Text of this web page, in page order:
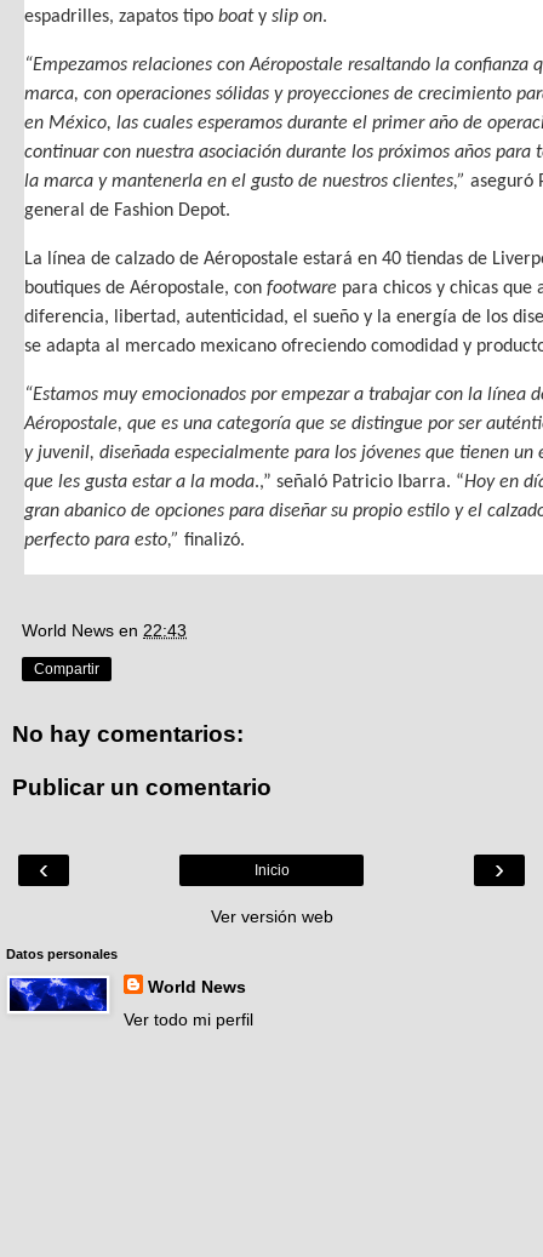
espadrilles, zapatos tipo boaty slip on.
“Empezamos relaciones con Aéropostale resaltando la confianza
marca, con operaciones sólidas y proyecciones de crecimiento
en México, las cuales esperamos durante el primer año de
continuar con nuestra asociación durante los próximos años para
la marca y mantenerla en el gusto de nuestros clientes,” aseguró
general de Fashion Depot.
La línea de calzado de Aéropostale estará en 40 tiendas de
boutiques de Aéropostale, con footware para chicos y chicas que
diferencia, libertad, autenticidad, el sueño y la energía de los
se adapta al mercado mexicano ofreciendo comodidad y
“Estamos muy emocionados por empezar a trabajar con la línea
Aéropostale, que es una categoría que se distingue por ser
y juvenil, diseñada especialmente para los jóvenes que tienen un
que les gusta estar a la moda.,” señaló Patricio Ibarra. “Hoy en
gran abanico de opciones para diseñar su propio estilo y el
perfecto para esto,” finalizó.
World News en 22:43
Compartir
No hay comentarios:
Publicar un comentario
‹ ›
Inicio
Ver versión web
Datos personales
World News
Ver todo mi perfil